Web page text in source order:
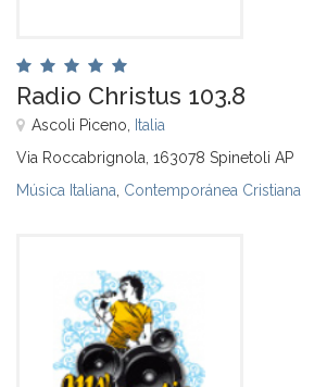
Radio Christus 103.8
Ascoli Piceno, Italia
Via Roccabrignola, 163078 Spinetoli AP
Música Italiana Contemporánea Cristiana